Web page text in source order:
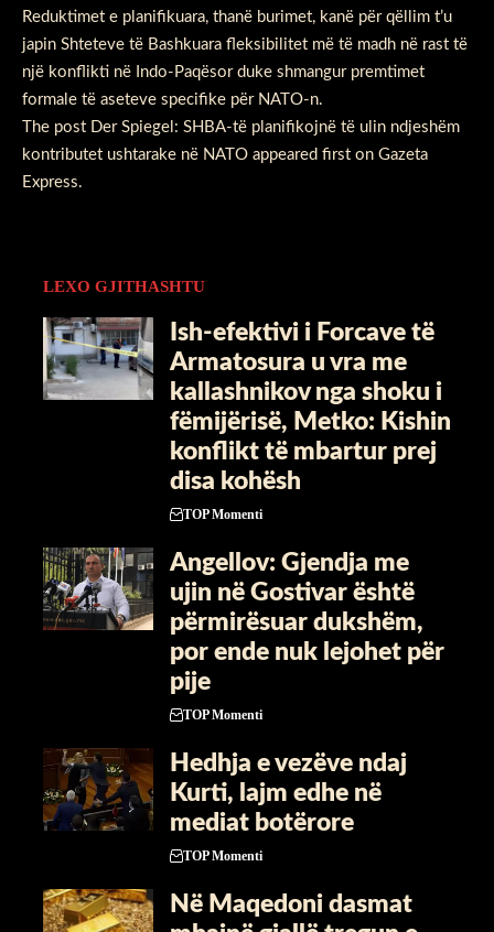
Reduktimet e planifikuara, thanë burimet, kanë për qëllim t’u
japin Shteteve të Bashkuara fleksibilitet më të madh në rast të
një konflikti në Indo-Paqësor duke shmangur premtimet
formale të aseteve specifike për NATO-n.
The post Der Spiegel: SHBA-të planifikojnë të ulin ndjeshëm
kontributet ushtarake në NATO appeared first on Gazeta
Express.
LEXO GJITHASHTU
Ish-efektivi i Forcave të
Armatosura u vra me
kallashnikov nga shoku i
fëmijërisë, Metko: Kishin
konflikt të mbartur prej
disa kohësh
TOP Momenti
Angellov: Gjendja me
ujin në Gostivar është
përmirësuar dukshëm,
por ende nuk lejohet për
pije
TOP Momenti
Hedhja e vezëve ndaj
Kurti, lajm edhe në
mediat botërore
TOP Momenti
Në Maqedoni dasmat